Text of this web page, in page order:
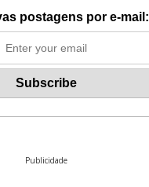
postagens por e-mail:
Publicidade